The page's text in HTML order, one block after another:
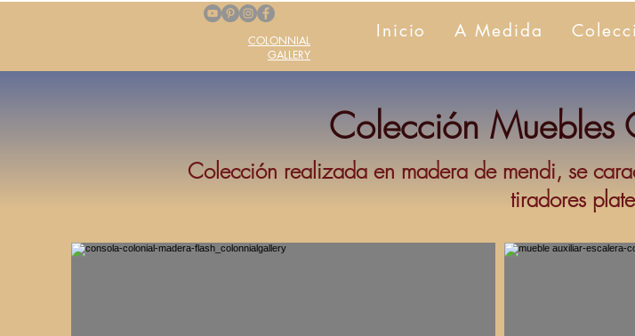
COLONNIAL
GALLERY
Inicio A Medida
Colección Muebles
Colección realizada en madera de mendi, se
tiradores